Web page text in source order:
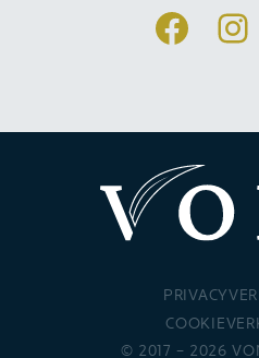
© 2017 – 2026